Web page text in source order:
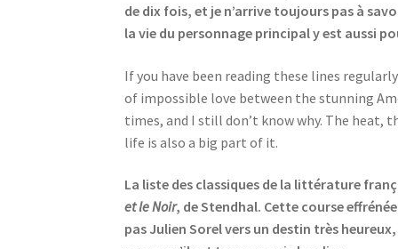
de dix fois, et je n’arrive toujours pas à
la vie du personnage principal y est aussi
If you have been reading these lines
of impossible love between the stunning
times, and I still don’t know why. The heat,
life is also a big part of it.
La liste des classiques de la littérature
et le Noir, de Stendhal. Cette course
pas Julien Sorel vers un destin très